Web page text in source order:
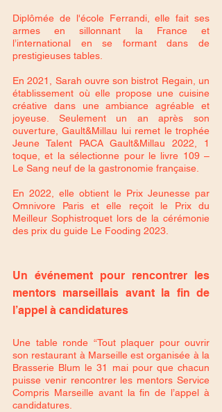
Diplômée de l'école Ferrandi, elle fait ses
armes en sillonnant la France et
l’international en se formant dans de
prestigieuses tables.
En 2021, Sarah ouvre son bistrot Regain, un
établissement où elle propose une cuisine
créative dans une ambiance agréable et
joyeuse. Seulement un an après son
ouverture, Gault&Millau lui remet le trophée
Jeune Talent PACA Gault&Millau 2022, 1
toque, et la sélectionne pour le livre 109 –
Le Sang neuf de la gastronomie française.
En 2022, elle obtient le Prix Jeunesse par
Omnivore Paris et elle reçoit le Prix du
Meilleur Sophistroquet lors de la cérémonie
des prix du guide Le Fooding 2023.
Un événement pour rencontrer les
mentors marseillais avant la fin de
l’appel à candidatures
Une table ronde “Tout plaquer pour ouvrir
son restaurant à Marseille est organisée à la
Brasserie Blum le 31 mai pour que chacun
puisse venir rencontrer les mentors Service
Compris Marseille avant la fin de l’appel à
candidatures.